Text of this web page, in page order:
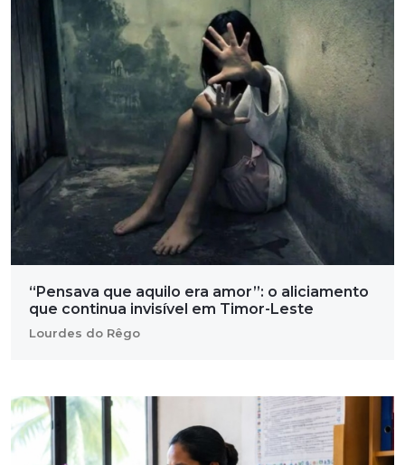
“Pensava que aquilo era amor”: o aliciamento
que continua invisível em Timor-Leste
Lourdes do Rêgo